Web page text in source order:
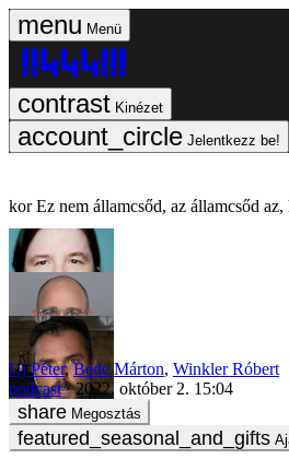
Menü
Kinézet
Jelentkezz be!
Ez nem államcsőd, az államcsőd
Uj Péter,Bede Márton, Winkler Róbert
podcast
2022. október 2. 15:04
Megosztás